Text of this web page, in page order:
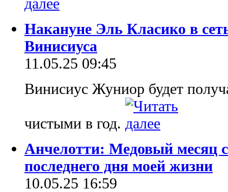
Накануне Эль Класико в
Винисиуса
11.05.25 09:45
Винисиус Жуниор будет
чистыми в год.
Анчелотти: Медовый месяц
последнего дня моей жизни
10.05.25 16:59